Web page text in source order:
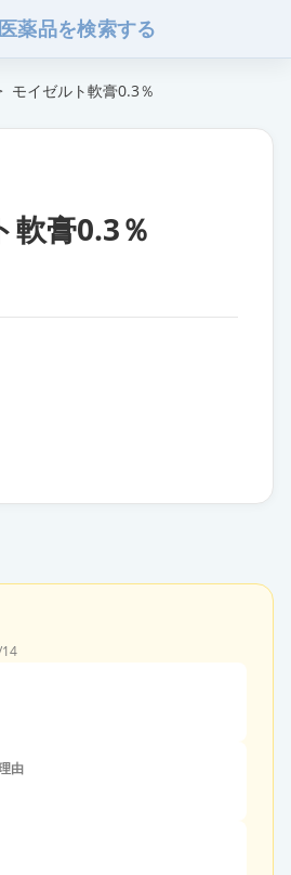
薬品を検索する
モイゼルト軟膏0.3％
軟膏0.3％
由